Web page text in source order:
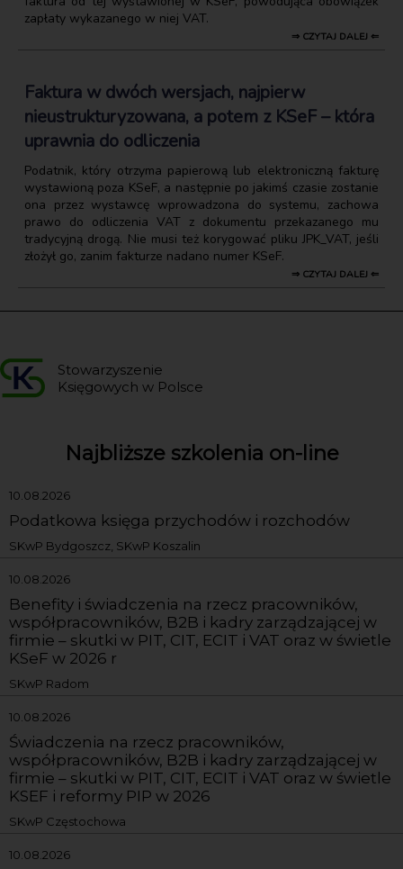
zapłaty wykazanego w niej VAT.
⇒ CZYTAJ DALEJ ⇐
Faktura w dwóch wersjach, najpierw
nieustrukturyzowana, a potem z KSeF – która
uprawnia do odliczenia
Podatnik, który otrzyma papierową lub elektroniczną fakturę
wystawioną poza KSeF, a następnie po jakimś czasie zostanie
ona przez wystawcę wprowadzona do systemu, zachowa
prawo do odliczenia VAT z dokumentu przekazanego mu
tradycyjną drogą. Nie musi też korygować pliku JPK_VAT, jeśli
złożył go, zanim fakturze nadano numer KSeF.
⇒ CZYTAJ DALEJ ⇐
Stowarzyszenie
Księgowych w Polsce
Najbliższe szkolenia on-line
10.08.2026
Podatkowa księga przychodów i rozchodów
SKwP Bydgoszcz, SKwP Koszalin
10.08.2026
Benefity i świadczenia na rzecz pracowników,
współpracowników, B2B i kadry zarządzającej w
firmie – skutki w PIT, CIT, ECIT i VAT oraz w świetle
KSeF w 2026 r
SKwP Radom
10.08.2026
Świadczenia na rzecz pracowników,
współpracowników, B2B i kadry zarządzającej w
firmie – skutki w PIT, CIT, ECIT i VAT oraz w świetle
KSEF i reformy PIP w 2026
SKwP Częstochowa
10.08.2026